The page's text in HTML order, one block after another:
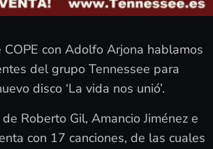
COPE con Adolfo Arjona hablamos
del grupo Tennessee para
disco ‘La vida nos unió’.
Roberto Gil, Amancio Jiménez e
con 17 canciones, de las cuales